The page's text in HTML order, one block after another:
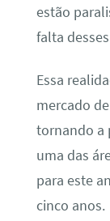
estão
falta
Essa
mercado
tornando a
uma das
para este
cinco anos.